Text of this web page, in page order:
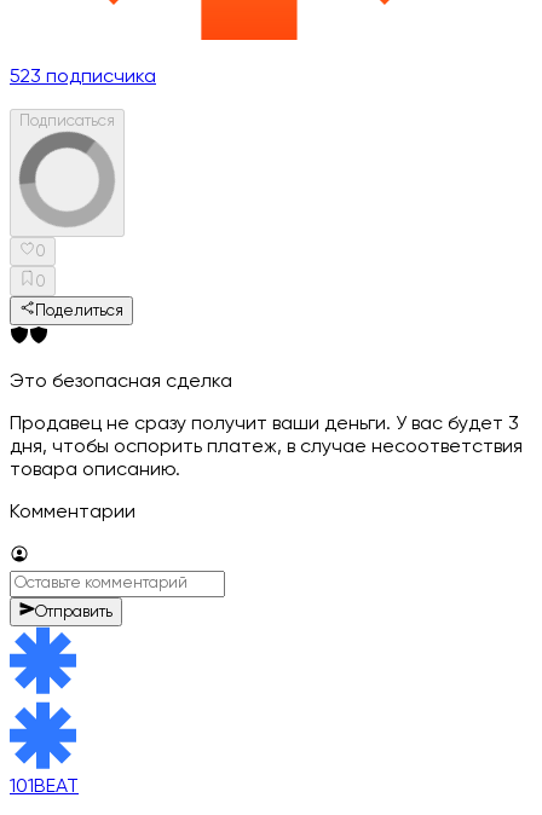
523 подписчика
Подписаться
0
0
Поделиться
Это безопасная сделка
Продавец не сразу получит ваши деньги. У вас будет 3
дня, чтобы оспорить платеж, в случае несоответствия
товара описанию.
Комментарии
Отправить
101BEAT